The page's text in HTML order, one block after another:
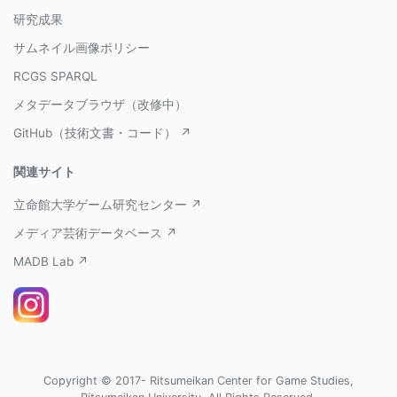
研究成果
サムネイル画像ポリシー
RCGS SPARQL
メタデータブラウザ（改修中）
GitHub（技術文書・コード） ↗
関連サイト
立命館大学ゲーム研究センター ↗
メディア芸術データベース ↗
MADB Lab ↗
Copyright © 2017- Ritsumeikan Center for Game Studies,